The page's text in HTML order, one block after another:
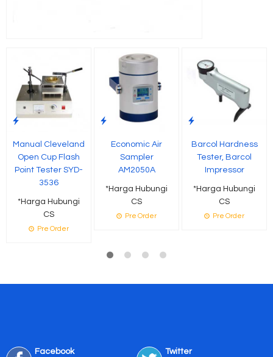
Manual Cleveland
Open Cup Flash
Point Tester SYD-
3536
*Harga Hubungi
CS
Pre Order
Economic Air
Sampler
AM2050A
*Harga Hubungi
CS
Pre Order
Barcol Hardness
Tester, Barcol
Impressor
*Harga Hubungi
CS
Pre Order
Facebook Twitter